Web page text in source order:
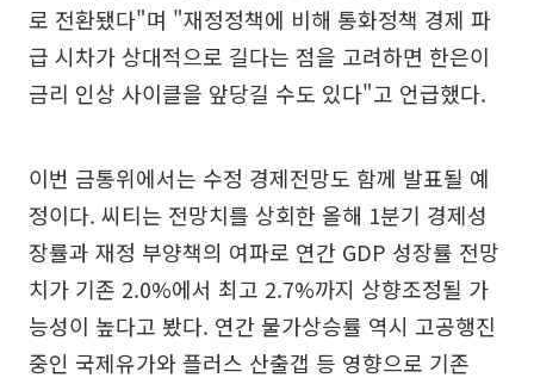
로 전환됐다"며 "재정정책에 비해 통화정책 경제 파
급 시차가 상대적으로 길다는 점을 고려하면 한은이
금리 인상 사이클을 앞당길 수도 있다"고 언급했다.
이번 금통위에서는 수정 경제전망도 함께 발표될 예
정이다. 씨티는 전망치를 상회한 올해 1분기 경제성
장률과 재정 부양책의 여파로 연간 GDP 성장률 전망
치가 기존 2.0%에서 최고 2.7%까지 상향조정될 가
능성이 높다고 봤다. 연간 물가상승률 역시 고공행진
중인 국제유가와 플러스 산출갭 등 영향으로 기존